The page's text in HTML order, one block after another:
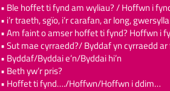
• Ble hoffet ti fynd am wyliau? / Hoffwn i
• i’r traeth, sgïo, i’r carafan, ar long, gwersylla
• Am faint o amser hoffet ti fynd? Hoffwn i
• Sut mae cyrraedd?/ Byddaf yn cyrraedd
• Byddaf/Byddai e’n/Byddai hi’n
• Beth yw’r pris?
• Hoffet ti fynd…./Hoffwn/Hoffwn i ddim…